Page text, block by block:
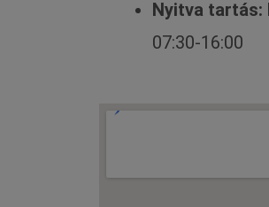
Nyitva tartás:
07:30-16:00